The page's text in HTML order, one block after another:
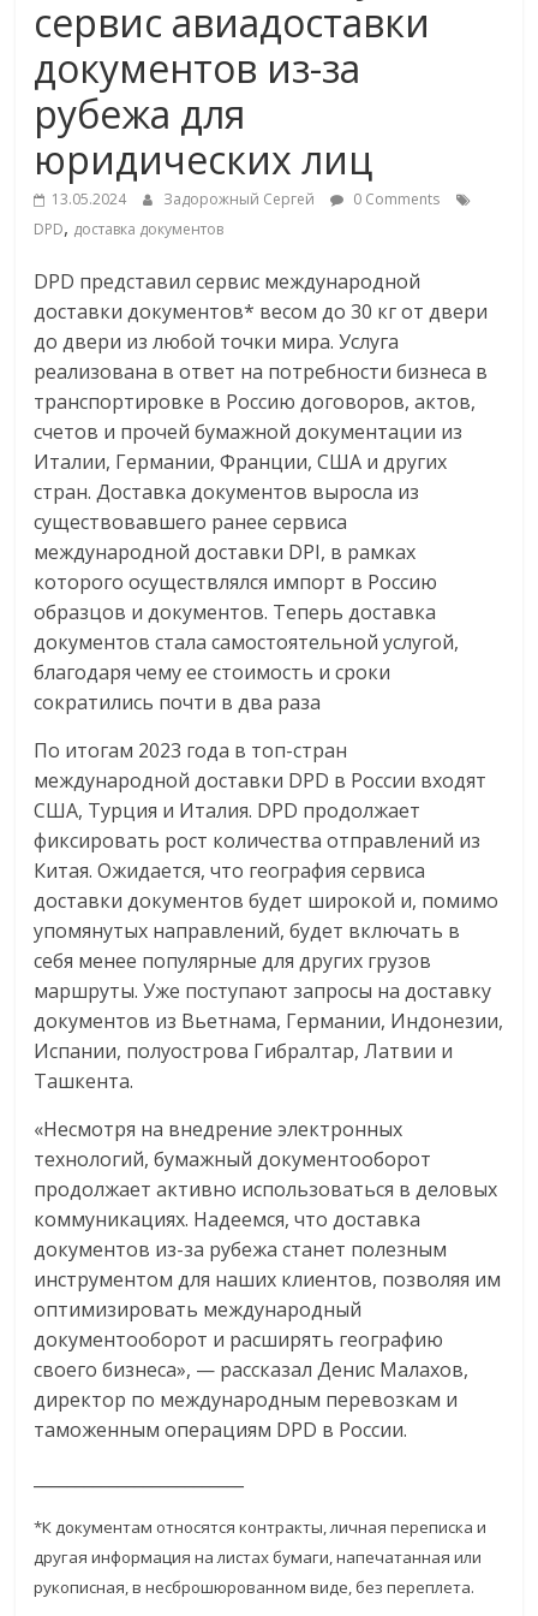
Commerce,
омниканальном
ритейле,
логистике,
технологиях,
соцсетях
Портал
об
онлайн-
торговле,
сервисах
Commerce,
ритейле,
логистике,
технологиях,
соцсетях.
Нам
важно,
как
знать
Сеть
меняет
жизнь
людей
обсудить
эти
изменения
сервис авиадоставки
документов из-за
рубежа для
юридических лиц
13.05.2024 Задорожный Сергей
0 Comments
DPD, доставка документов
DPD представил сервис международной
доставки документов* весом до 30 кг от двери
до двери из любой точки мира. Услуга
реализована в ответ на потребности бизнеса в
транспортировке в Россию договоров, актов,
счетов и прочей бумажной документации из
Италии, Германии, Франции, США и других
стран. Доставка документов выросла из
существовавшего ранее сервиса
международной доставки DPI, в рамках
которого осуществлялся импорт в Россию
образцов и документов. Теперь доставка
документов стала самостоятельной услугой,
благодаря чему ее стоимость и сроки
сократились почти в два раза
По итогам 2023 года в топ-стран
международной доставки DPD в России входят
США, Турция и Италия. DPD продолжает
фиксировать рост количества отправлений из
Китая. Ожидается, что география сервиса
доставки документов будет широкой и, помимо
упомянутых направлений, будет включать в
себя менее популярные для других грузов
маршруты. Уже поступают запросы на доставку
документов из Вьетнама, Германии, Индонезии,
Испании, полуострова Гибралтар, Латвии и
Ташкента.
«Несмотря на внедрение электронных
технологий, бумажный документооборот
продолжает активно использоваться в деловых
коммуникациях. Надеемся, что доставка
документов из-за рубежа станет полезным
инструментом для наших клиентов, позволяя им
оптимизировать международный
документооборот и расширять географию
своего бизнеса», — рассказал Денис Малахов,
директор по международным перевозкам и
таможенным операциям DPD в России.
*К документам относятся контракты, личная переписка и
другая информация на листах бумаги, напечатанная или
рукописная, в несброшюрованном виде, без переплета.